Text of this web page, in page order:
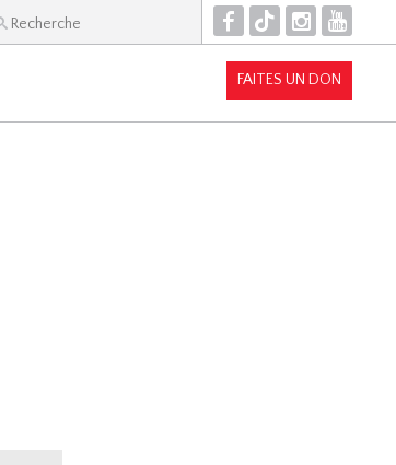
F T I Y
FAITES UN DON